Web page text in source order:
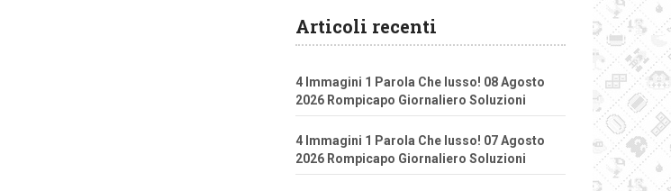
Articoli recenti
4 Immagini 1 Parola Che lusso! 08 Agosto
2026 Rompicapo Giornaliero Soluzioni
4 Immagini 1 Parola Che lusso! 07 Agosto
2026 Rompicapo Giornaliero Soluzioni